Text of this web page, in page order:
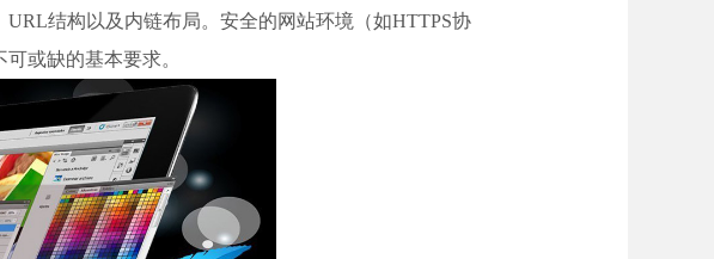
结构以及内链布局。安全的网站环境（如HTTPS协
或缺的基本要求。